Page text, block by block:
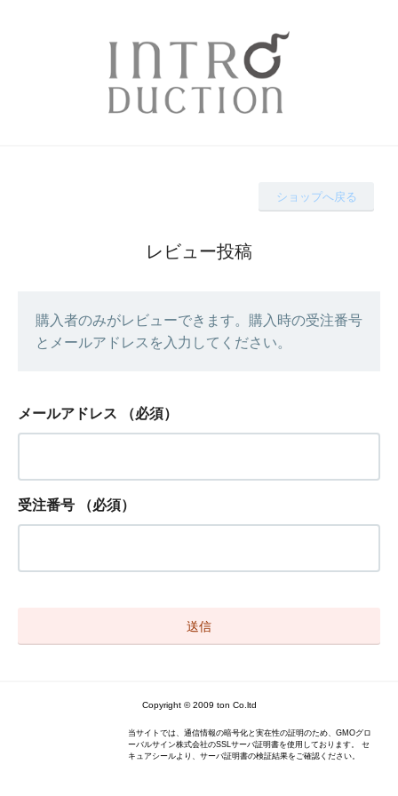
ショップへ戻る
レビュー投稿
購入者のみがレビューできます。購入時の受注番号
とメールアドレスを入力してください。
メールアドレス （必須）
受注番号 （必須）
Copyright © 2009 ton Co.ltd
当サイトでは、通信情報の暗号化と実在性の証明のため、GMOグロ
ーバルサイン株式会社のSSLサーバ証明書を使用しております。 セ
キュアシールより、サーバ証明書の検証結果をご確認ください。